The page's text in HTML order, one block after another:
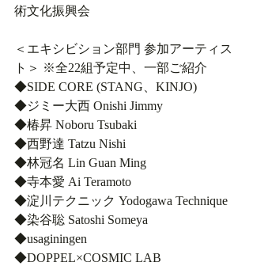
術文化振興会
＜エキシビション部門 参加アーティス
ト＞ ※全22組予定中、一部ご紹介
◆SIDE CORE (STANG、KINJO)
◆ジミー大西 Onishi Jimmy
◆椿昇 Noboru Tsubaki
◆西野達 Tatzu Nishi
◆林冠名 Lin Guan Ming
◆寺本愛 Ai Teramoto
◆淀川テクニック Yodogawa Technique
◆染谷聡 Satoshi Someya
◆usaginingen
◆DOPPEL×COSMIC LAB